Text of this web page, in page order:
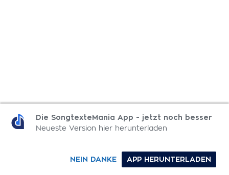
Die SongtexteMania App - jetzt noch besser
Neueste Version hier herunterladen
APP HERUNTERLADEN
NEIN DANKE